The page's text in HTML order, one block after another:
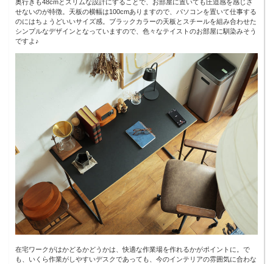
奥行きも48cmとスリムな設計にすることで、お部屋に置いても圧迫感を感じさ
せないのが特徴。天板の横幅は100cmありますので、パソコンを置いて仕事する
のにはちょうどいいサイズ感。ブラックカラーの天板とスチールを組み合わせた
シンプルなデザインとなっていますので、色々なテイストのお部屋に馴染みそう
ですよ♪
在宅ワークがはかどるかどうかは、快適な作業場を作れるかがポイントに。で
も、いくら作業がしやすいデスクであっても、今のインテリアの雰囲気に合わな